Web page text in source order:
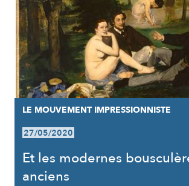
LE MOUVEMENT IMPRESSIONNISTE
27/05/2020
Et les modernes
anciens